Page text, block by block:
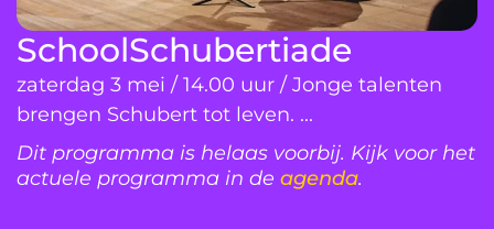
SchoolSchubertiade
zaterdag 3 mei / 14.00 uur / Jonge talenten
brengen Schubert tot leven. ...
Dit programma is helaas voorbij. Kijk voor het
actuele programma in de agenda.